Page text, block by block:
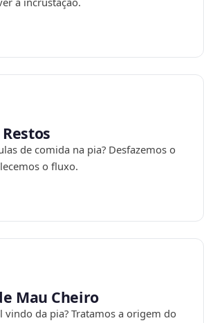
de comida na pia? Desfazemos o
o fluxo.
Mau Cheiro
vindo da pia? Tratamos a origem do